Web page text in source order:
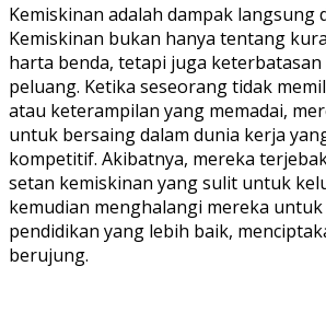
Kemiskinan adalah dampak langsung
Kemiskinan bukan hanya tentang
harta benda, tetapi juga
peluang. Ketika seseorang tidak
atau keterampilan yang memadai,
untuk bersaing dalam dunia kerja
kompetitif. Akibatnya, mereka
setan kemiskinan yang sulit untuk
kemudian menghalangi mereka
pendidikan yang lebih baik,
berujung.